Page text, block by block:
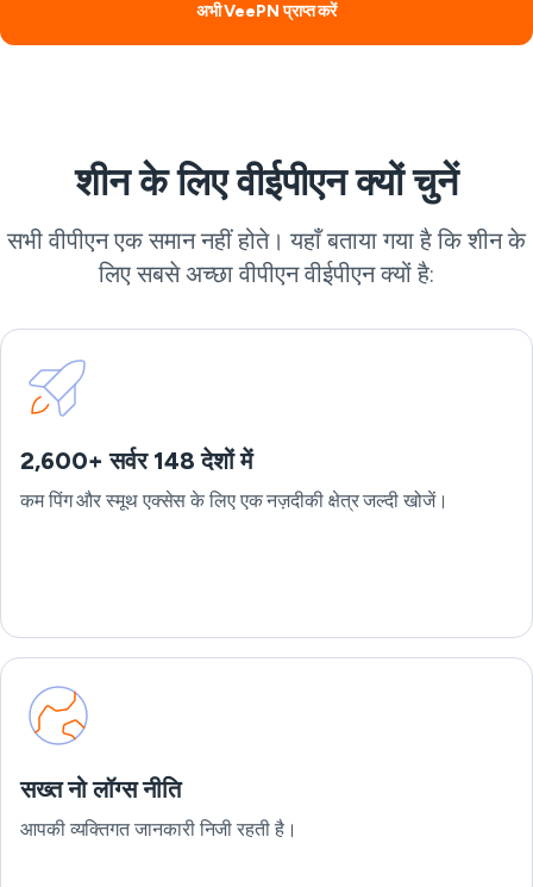
अभी VeePN प्राप्त करें
शीन के लिए वीईपीएन क्यों चुनें
सभी वीपीएन एक समान नहीं होते। यहाँ बताया गया है कि शीन के
लिए सबसे अच्छा वीपीएन वीईपीएन क्यों है:
2,600+ सर्वर 148 देशों में
कम पिंग और स्मूथ एक्सेस के लिए एक नज़दीकी क्षेत्र जल्दी खोजें।
सख्त नो लॉग्स नीति
आपकी व्यक्तिगत जानकारी निजी रहती है।